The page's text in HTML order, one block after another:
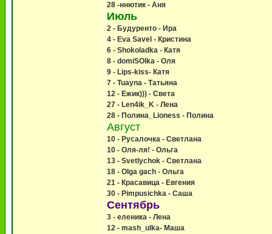
28 -ннютик - Аня
Июль
2 - Будуренто - Ира
4 - Eva Savel - Кристина
6 - Shokoladka - Катя
8 - domiSOlka - Оля
9 - Lips-kiss- Катя
7 - Tuayna - Татьяна
12 - Ежик))) - Света
27 - Len4ik_K - Лена
28 - Полина_Lioness - Полина
Август
10 - Русалочка - Светлана
10 - Оля-ля! - Ольга
13 - Svetlychok - Светлана
18 - Olga gach - Ольга
21 - Красавица - Евгения
30 - Pimpusichka - Саша
Сентябрь
3 - еленика - Лена
12 - mash_ulka- Маша